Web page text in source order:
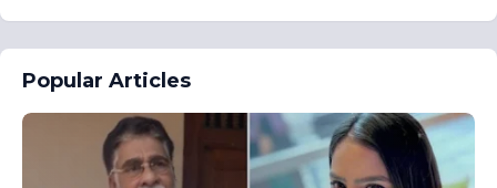
Popular Articles